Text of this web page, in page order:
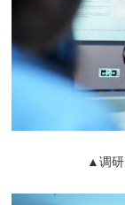
▲调研